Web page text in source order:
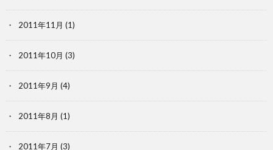
2011年11月 (1)
2011年10月 (3)
2011年9月 (4)
2011年8月 (1)
2011年7月 (3)